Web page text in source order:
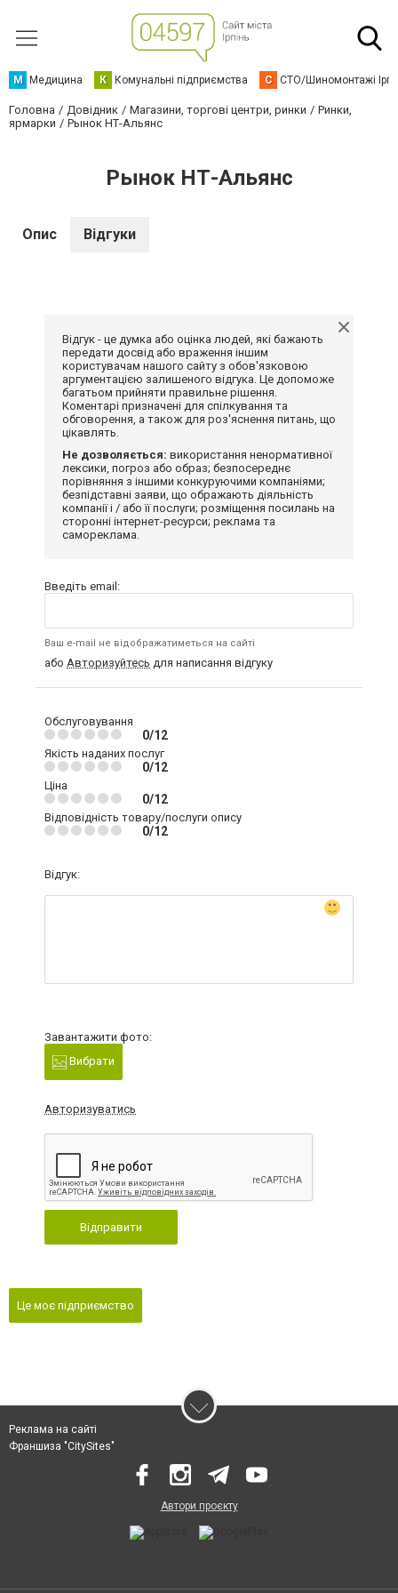
М Медицина К Комунальні підприємства С СТО/Шиномонтажі
Головна Довідник Магазини, торгові центри, ринки
Ринки,
ярмарки
Рынок НТ-Альянс
Рынок НТ-Альянс
Опис Відгуки
Відгук - це думка або оцінка людей, які бажають
передати досвід або враження іншим
користувачам нашого сайту з обов'язковою
аргументацією залишеного відгука. Це допоможе
багатьом прийняти правильне рішення.
Коментарі призначені для спілкування та
обговорення, а також для роз'яснення питань, що
цікавлять.
Не дозволяється: використання ненормативної
лексики, погроз або образ; безпосереднє
порівняння з іншими конкуруючими компаніями;
безпідставні заяви, що ображають діяльність
компанії і / або її послуги; розміщення посилань на
сторонні інтернет-ресурси; реклама та
самореклама.
Введіть email:
Ваш e-mail не відображатиметься на сайті
або Авторизуйтесь для написання відгуку
Обслуговування
0/12
Якість наданих послуг
0/12
Ціна
0/12
Відповідність товару/послуги опису
0/12
Відгук:
Завантажити фото:
Вибрати
Авторизуватись
Відправити
Це моє підприємство
Реклама на сайті
Франшиза "CitySites"
Автори проєкту